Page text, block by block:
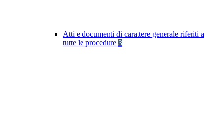
Atti e documenti di carattere generale riferiti a
tutte le procedure 3